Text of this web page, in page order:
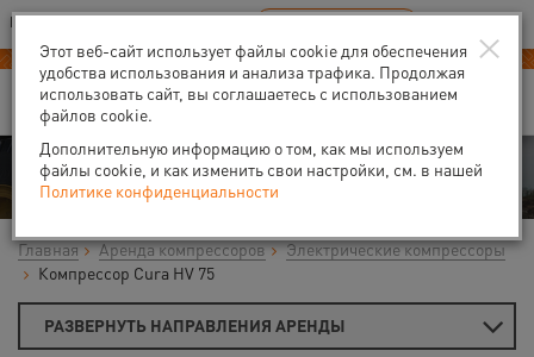
Ваш город:Екатеринбург
В Вашем регионе нет наших офисов RU EN
Аренда
Главная Аренда компрессоров
Электрические компрессоры
Компрессор Cura HV 75
РАЗВЕРНУТЬ НАПРАВЛЕНИЯ АРЕНДЫ
×
Этот веб-сайт использует файлы cookie для обеспечения
удобства использования и анализа трафика. Продолжая
использовать сайт, вы соглашаетесь с использованием
файлов cookie.
Дополнительную информацию о том, как мы используем
файлы cookie, и как изменить свои настройки, см. в нашей
Политике конфиденциальности